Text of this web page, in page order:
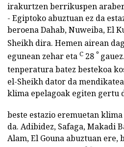
irakurtzen berrikuspen
- Egiptoko abuztuan ez da
beroena Dahab, Nuweiba, El
Sheikh dira. Hemen airean
egunean zehar eta C 28 º
tenperatura batez bestekoa
el-Sheikh dator da
klima epelagoak egiten gertu
beste estazio eremuetan
da. Adibidez, Safaga, Makadi
Alam, El Gouna abuztuan ere,